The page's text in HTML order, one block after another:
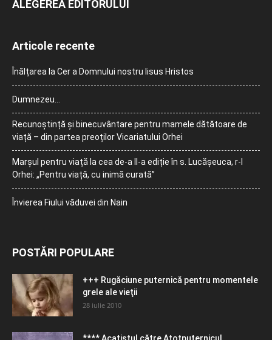
ALEGEREA EDITORULUI
Articole recente
Înălțarea la Cer a Domnului nostru Iisus Hristos
Dumnezeu…
Recunoștință și binecuvântare pentru mamele dătătoare de
viață – din partea preoților Vicariatului Orhei
Marșul pentru viață la cea de-a II-a ediție în s. Lucășeuca, r-l
Orhei: „Pentru viață, cu inimă curată”
Învierea Fiului văduvei din Nain
POSTĂRI POPULARE
+++ Rugăciune puternică pentru momentele
grele ale vieţii
28 iulie 2010
**** Acatistul către Atotputernicul